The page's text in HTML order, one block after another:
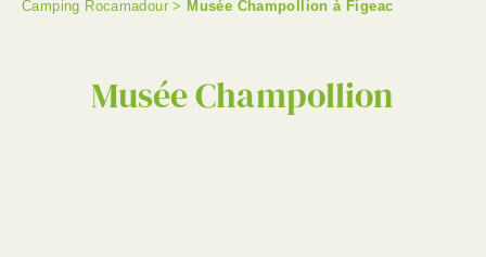
Camping Rocamadour > Musée Champollion à Figeac
Musée Champollion